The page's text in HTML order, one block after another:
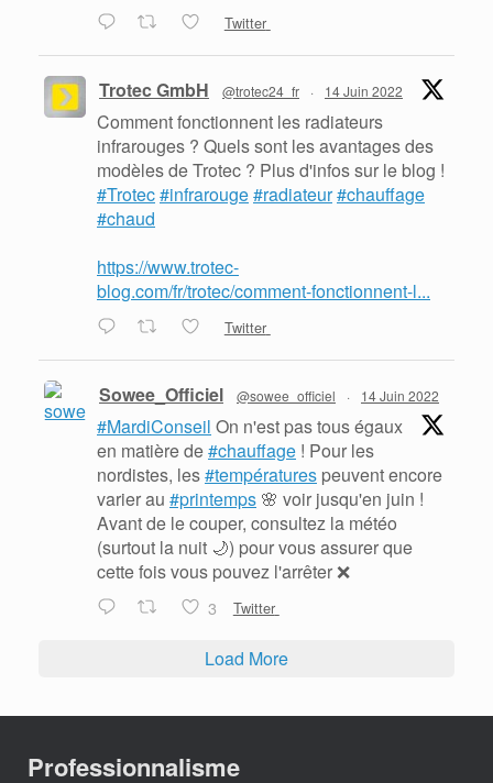
Twitter
Trotec GmbH @trotec24_fr · 14 Juin 2022
Comment fonctionnent les radiateurs
infrarouges ? Quels sont les avantages des
modèles de Trotec ? Plus d'infos sur le blog !
#Trotec#infrarouge#radiateur#chauffage
#chaud
https://www.trotec-
blog.com/fr/trotec/comment-fonctionnent-l...
Twitter
Sowee_Officiel @sowee_officiel · 14 Juin 2022
#MardiConseil On n'est pas tous égaux
en matière de#chauffage ! Pour les
nordistes, les#températures peuvent encore
varier au #printemps 🌸 voir jusqu'en juin !
Avant de le couper, consultez la météo
(surtout la nuit 🌙) pour vous assurer que
cette fois vous pouvez l'arrêter ❌
3 Twitter
Load More
Professionnalisme